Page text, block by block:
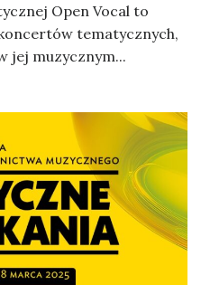
Open Vocal to
tematycznych,
jej muzycznym...